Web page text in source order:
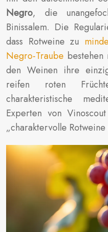
Negro, die
Binissalem. Die
dass Rotweine zu
Negro-Traube bestehen
den Weinen ihre
reifen roten
charakteristische
Experten von
„charaktervolle